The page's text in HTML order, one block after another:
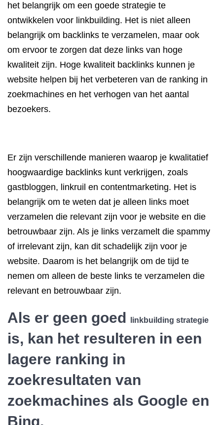
het belangrijk om een goede strategie te
ontwikkelen voor linkbuilding. Het is niet alleen
belangrijk om backlinks te verzamelen, maar ook
om ervoor te zorgen dat deze links van hoge
kwaliteit zijn. Hoge kwaliteit backlinks kunnen je
website helpen bij het verbeteren van de ranking in
zoekmachines en het verhogen van het aantal
bezoekers.
Er zijn verschillende manieren waarop je kwalitatief
hoogwaardige backlinks kunt verkrijgen, zoals
gastbloggen, linkruil en contentmarketing. Het is
belangrijk om te weten dat je alleen links moet
verzamelen die relevant zijn voor je website en die
betrouwbaar zijn. Als je links verzamelt die spammy
of irrelevant zijn, kan dit schadelijk zijn voor je
website. Daarom is het belangrijk om de tijd te
nemen om alleen de beste links te verzamelen die
relevant en betrouwbaar zijn.
Als er geen goed linkbuilding strategie
is, kan het resulteren in een
lagere ranking in
zoekresultaten van
zoekmachines als Google en
Bing.